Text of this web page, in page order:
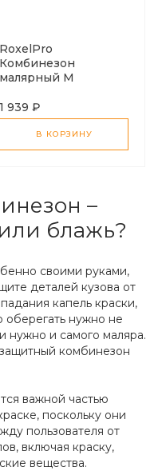
RoxelPro
Комбинезон
малярный M
1 939 ₽
В КОРЗИНУ
–
блажь?
своими руками,
деталей кузова от
капель краски,
оберегать нужно не
нужно и самого маляра.
комбинезон
важной частью
поскольку они
пользователя от
включая краску,
вещества.